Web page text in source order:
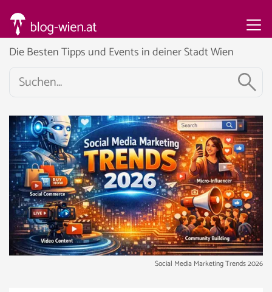
Die Besten Tipps und Events in deiner Stadt Wien
Social Media Marketing Trends 2026